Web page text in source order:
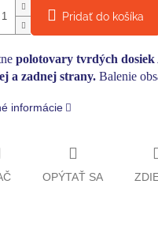
Pridať do košíka
polotovary tvrdých
a zadnej strany. Balenie
informácie
OPÝTAŤ SA